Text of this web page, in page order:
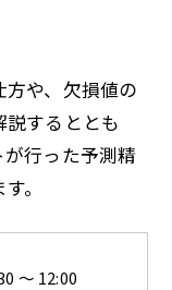
や、欠損値の
するととも
行った予測精
。
～ 12:00